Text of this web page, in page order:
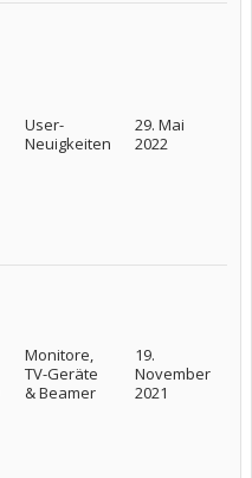
User-
Neuigkeiten
29. Mai
2022
Monitore,
TV-Geräte
& Beamer
19.
November
2021